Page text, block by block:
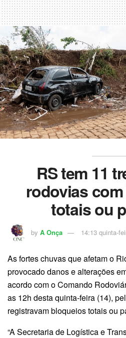
RS tem 11
rodovias
totais ou
by A Onça 14:13 quinta-
As fortes chuvas que afetam o
provocado danos e alterações
acordo com o Comando
as 12h desta quinta-feira (14),
registravam bloqueios totais ou
“A Secretaria de Logística e